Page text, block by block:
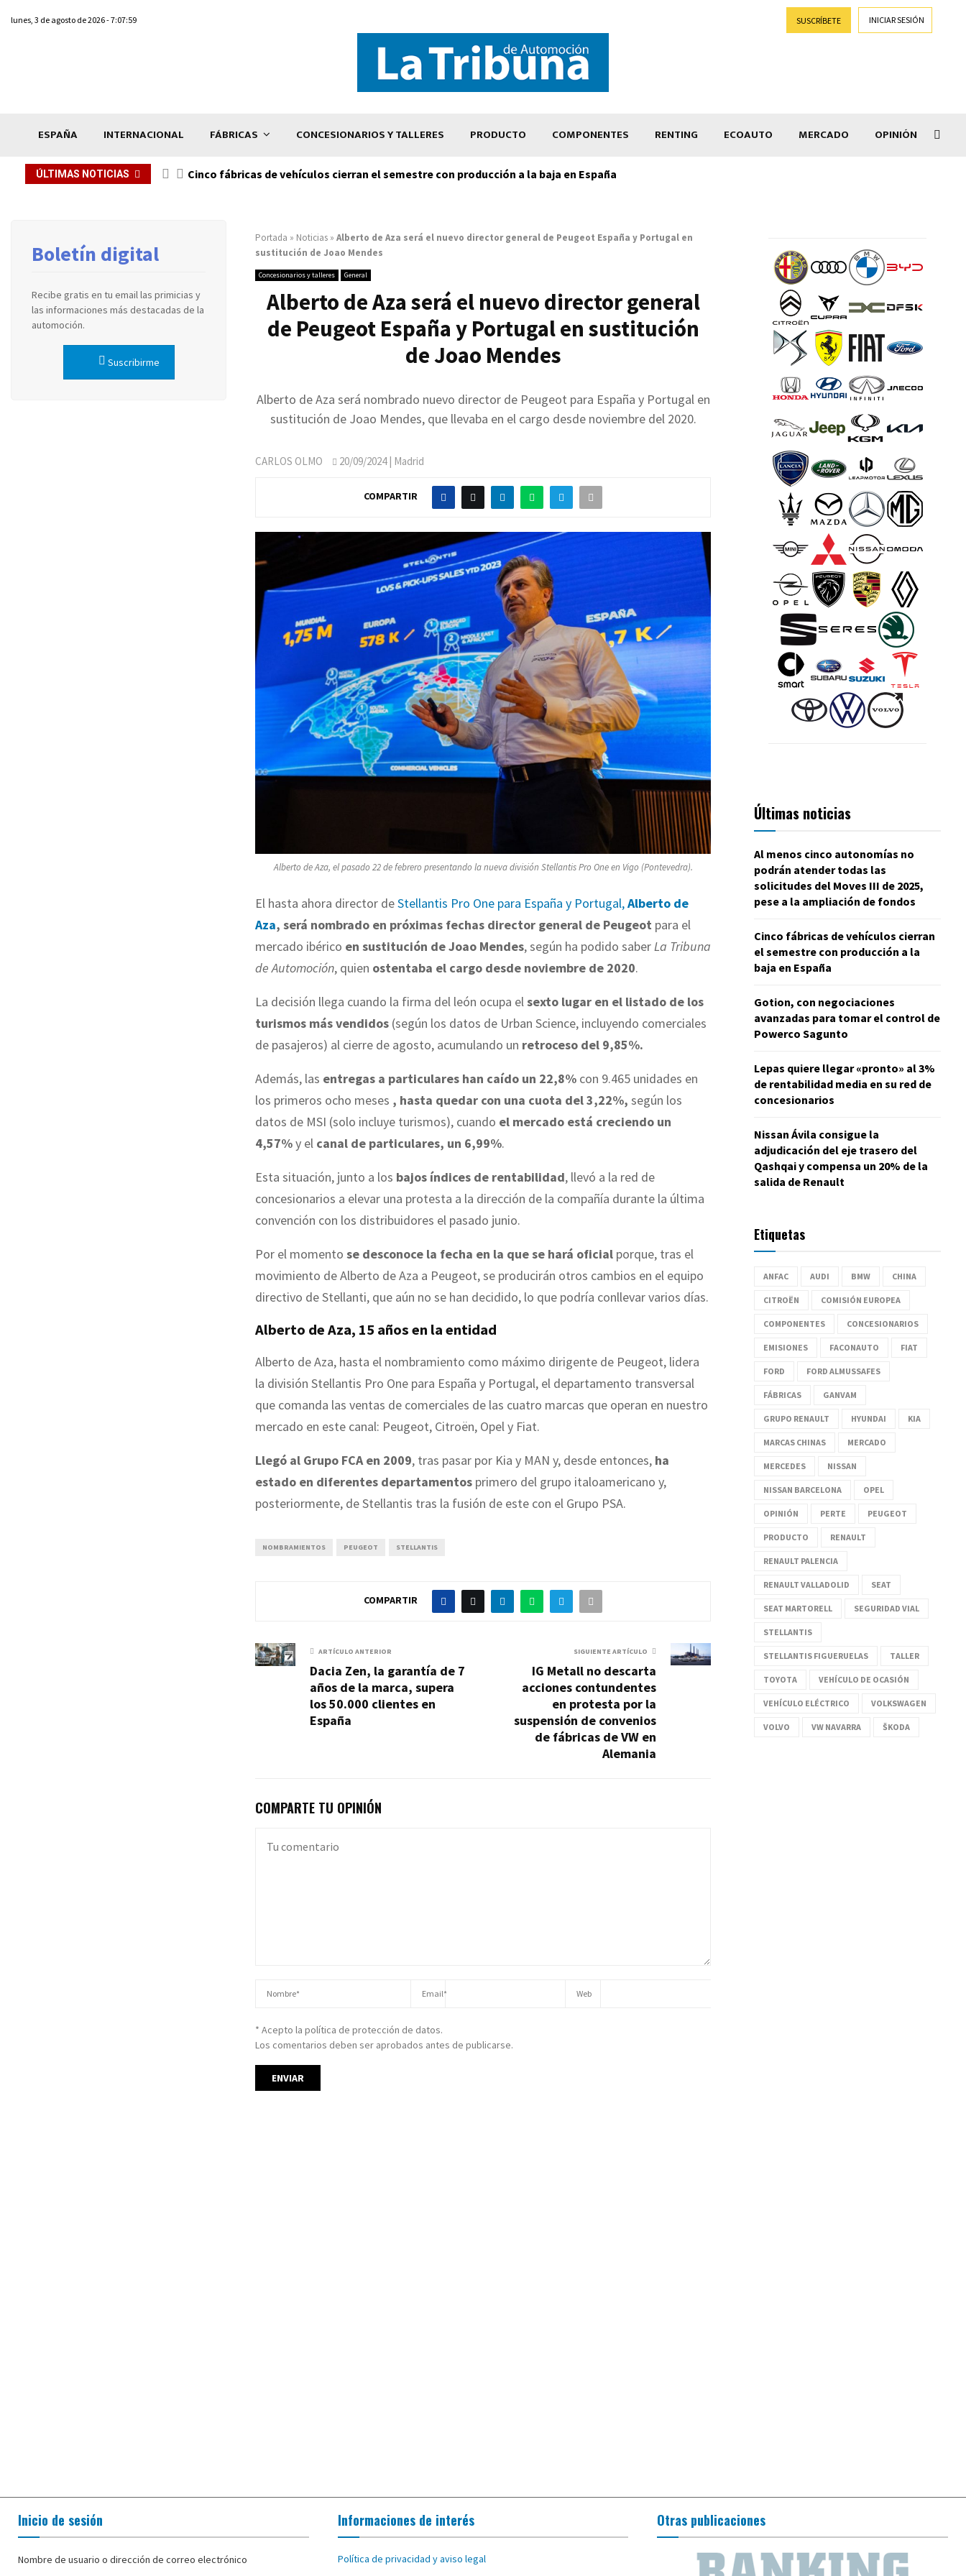
lunes, 3 de agosto de 2026 - 7:07:59 SUSCRÍBETE INICIAR SESIÓN
ESPAÑA INTERNACIONAL FÁBRICAS CONCESIONARIOS Y TALLERES PRODUCTO COMPONENTES RENTING ECOAUTO MERCADO OPINIÓN
ÚLTIMAS NOTICIAS Cinco fábricas de vehículos cierran el semestre con producción a la baja en España
Portada » Noticias » Alberto de Aza será el nuevo director general de Peugeot España y Portugal en
sustitución de Joao Mendes
Concesionarios y talleres General
Alberto de Aza será el nuevo director general
de Peugeot España y Portugal en sustitución
de Joao Mendes
Alberto de Aza será nombrado nuevo director de Peugeot para España y Portugal en
sustitución de Joao Mendes, que llevaba en el cargo desde noviembre del 2020.
CARLOS OLMO 20/09/2024| Madrid
COMPARTIR
Alberto de Aza, el pasado 22 de febrero presentando la nueva división Stellantis Pro One en Vigo (Pontevedra).
El hasta ahora director deStellantis Pro One para España y Portugal,Alberto de
Aza, será nombrado en próximas fechas director general de Peugeot para el
mercado ibérico en sustitución de Joao Mendes, según ha podido saberLa Tribuna
de Automoción, quien ostentaba el cargo desde noviembre de 2020.
La decisión llega cuando la firma del león ocupa elsexto lugar en el listado de los
turismos más vendidos (según los datos de Urban Science, incluyendo comerciales
de pasajeros) al cierre de agosto, acumulando un retroceso del 9,85%.
Además, las entregas a particulares han caído un 22,8% con 9.465 unidades en
los primeros ocho meses , hasta quedar con una cuota del 3,22%, según los
datos de MSI (solo incluye turismos), cuando el mercado está creciendo un
4,57%y el canal de particulares, un 6,99%.
Esta situación, junto a los bajos índices de rentabilidad, llevó a la red de
concesionarios a elevar una protesta a la dirección de la compañía durante la última
convención con los distribuidores el pasado junio.
Por el momento se desconoce la fecha en la que se hará oficial porque, tras el
movimiento de Alberto de Aza a Peugeot, se producirán otros cambios en el equipo
directivo de Stellanti, que aún no se han decidido, lo que podría conllevar varios días.
Alberto de Aza, 15 años en la entidad
Alberto de Aza, hasta el nombramiento como máximo dirigente de Peugeot, lidera
la división Stellantis Pro One para España y Portugal, el departamento transversal
que comanda las ventas de comerciales de las cuatro marcas que operan en nuestro
mercado en este canal: Peugeot, Citroën, Opel y Fiat.
Llegó al Grupo FCA en 2009, tras pasar por Kia y MAN y, desde entonces, ha
estado en diferentes departamentos primero del grupo italoamericano y,
posteriormente, de Stellantis tras la fusión de este con el Grupo PSA.
NOMBRAMIENTOS PEUGEOT STELLANTIS
COMPARTIR
ARTÍCULO ANTERIOR
Dacia Zen, la garantía de 7
años de la marca, supera
los 50.000 clientes en
España
SIGUIENTE ARTÍCULO
IG Metall no descarta
acciones contundentes
en protesta por la
suspensión de convenios
de fábricas de VW en
Alemania
COMPARTE TU OPINIÓN
* Acepto la política de protección de datos.
Los comentarios deben ser aprobados antes de publicarse.
Boletín digital
Recibe gratis en tu email las primicias y
las informaciones más destacadas de la
automoción.
Suscribirme
Últimas noticias
Al menos cinco autonomías no
podrán atender todas las
solicitudes del Moves III de 2025,
pese a la ampliación de fondos
Cinco fábricas de vehículos cierran
el semestre con producción a la
baja en España
Gotion, con negociaciones
avanzadas para tomar el control de
Powerco Sagunto
Lepas quiere llegar «pronto» al 3%
de rentabilidad media en su red de
concesionarios
Nissan Ávila consigue la
adjudicación del eje trasero del
Qashqai y compensa un 20% de la
salida de Renault
Etiquetas
ANFAC AUDI BMW CHINA
CITROËN COMISIÓN EUROPEA
COMPONENTES CONCESIONARIOS
EMISIONES FACONAUTO FIAT
FORD FORD ALMUSSAFES
FÁBRICAS GANVAM
GRUPO RENAULT HYUNDAI KIA
MARCAS CHINAS MERCADO
MERCEDES NISSAN
NISSAN BARCELONA OPEL
OPINIÓN PERTE PEUGEOT
PRODUCTO RENAULT
RENAULT PALENCIA
RENAULT VALLADOLID SEAT
SEAT MARTORELL SEGURIDAD VIAL
STELLANTIS
STELLANTIS FIGUERUELAS TALLER
TOYOTA VEHÍCULO DE OCASIÓN
VEHÍCULO ELÉCTRICO VOLKSWAGEN
VOLVO VW NAVARRA ŠKODA
Inicio de sesión
Nombre de usuario o dirección de correo electrónico
Informaciones de interés
Política de privacidad y aviso legal
Otras publicaciones